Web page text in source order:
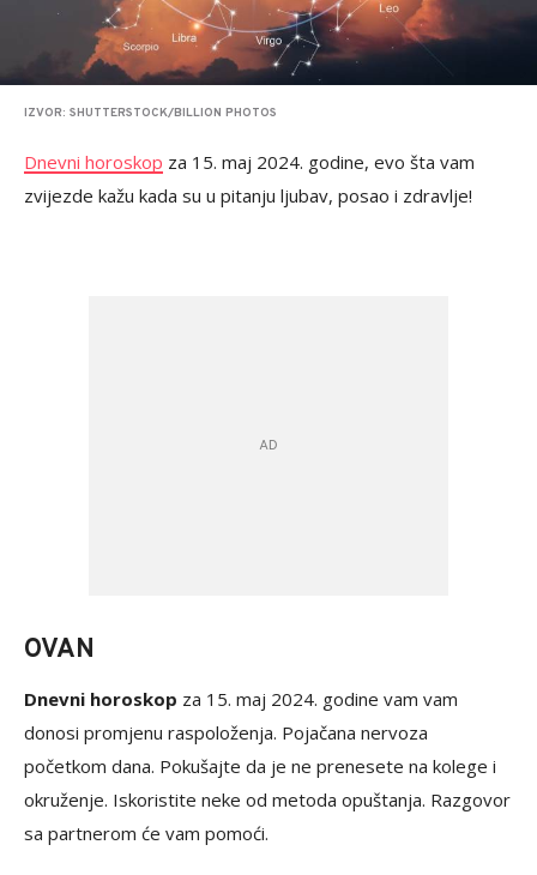
IZVOR: SHUTTERSTOCK/BILLION PHOTOS
Dnevni horoskop za 15. maj 2024. godine, evo šta vam
zvijezde kažu kada su u pitanju ljubav, posao i zdravlje!
OVAN
Dnevni horoskop za 15. maj 2024. godine vam vam
donosi promjenu raspoloženja. Pojačana nervoza
početkom dana. Pokušajte da je ne prenesete na kolege i
okruženje. Iskoristite neke od metoda opuštanja. Razgovor
sa partnerom će vam pomoći.